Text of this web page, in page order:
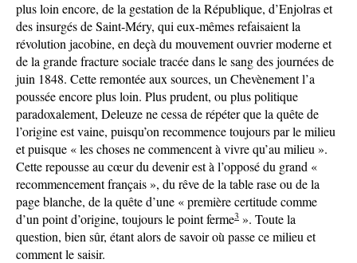
plus loin encore, de la gestation de la République, d’Enjolras et
des insurgés de Saint-Méry, qui eux-mêmes refaisaient la
révolution jacobine, en deçà du mouvement ouvrier moderne et
de la grande fracture sociale tracée dans le sang des journées de
juin 1848. Cette remontée aux sources, un Chevènement l’a
poussée encore plus loin. Plus prudent, ou plus politique
paradoxalement, Deleuze ne cessa de répéter que la quête de
l’origine est vaine, puisqu’on recommence toujours par le milieu
et puisque « les choses ne commencent à vivre qu’au milieu ».
Cette repousse au cœur du devenir est à l’opposé du grand «
recommencement français », du rêve de la table rase ou de la
page blanche, de la quête d’une « première certitude comme
d’un point d’origine, toujours le point ferme3 ». Toute la
question, bien sûr, étant alors de savoir où passe ce milieu et
comment le saisir.